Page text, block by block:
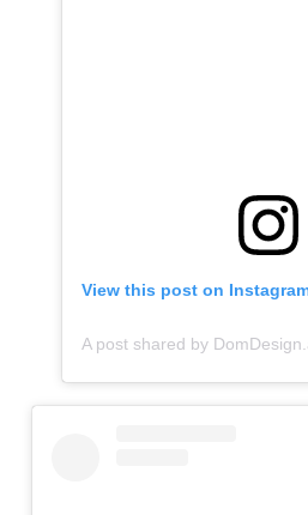
View this post on
A post shared by